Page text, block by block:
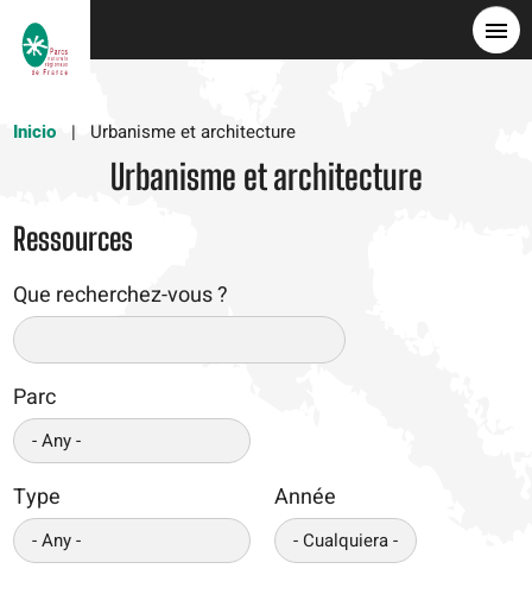
Inicio
Urbanisme et architecture
Urbanisme et architecture
Ressources
Que recherchez-vous ?
Parc
Type Année